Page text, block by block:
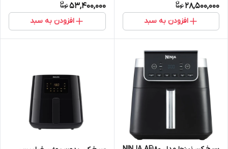
28,500,000
افزودن به سبد
53,400,000
افزودن به سبد